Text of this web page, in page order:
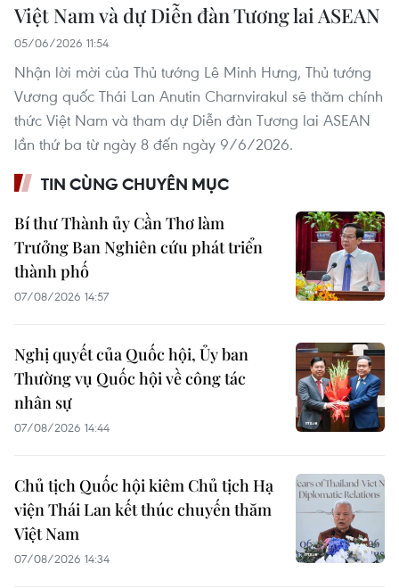
Việt Nam và dự Diễn đàn Tương lai ASEAN
05/06/2026 11:54
Nhận lời mời của Thủ tướng Lê Minh Hưng, Thủ tướng
Vương quốc Thái Lan Anutin Charnvirakul sẽ thăm chính
thức Việt Nam và tham dự Diễn đàn Tương lai ASEAN
lần thứ ba từ ngày 8 đến ngày 9/6/2026.
TIN CÙNG CHUYÊN MỤC
Bí thư Thành ủy Cần Thơ làm
Trưởng Ban Nghiên cứu phát triển
thành phố
07/08/2026 14:57
Nghị quyết của Quốc hội, Ủy ban
Thường vụ Quốc hội về công tác
nhân sự
07/08/2026 14:44
Chủ tịch Quốc hội kiêm Chủ tịch Hạ
viện Thái Lan kết thúc chuyến thăm
Việt Nam
07/08/2026 14:34